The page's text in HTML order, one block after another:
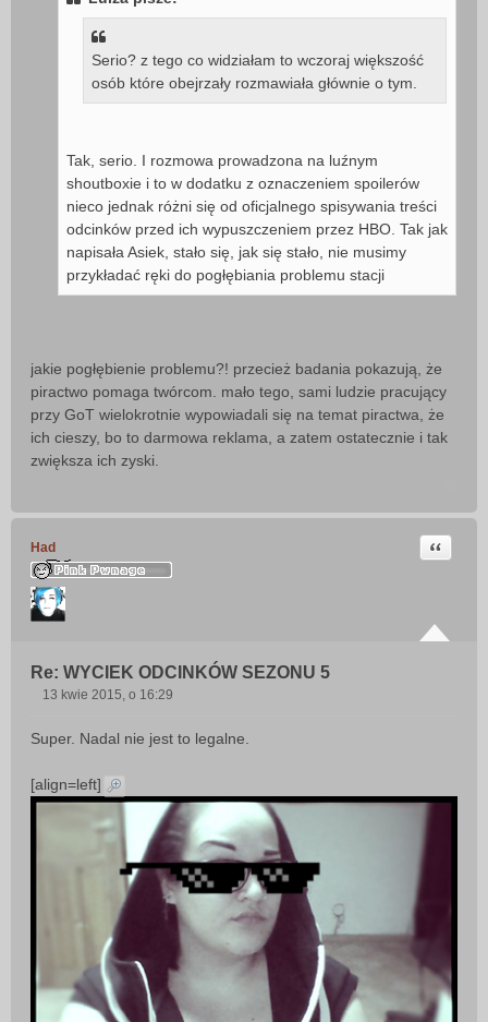
Serio? z tego co widziałam to wczoraj większość
osób które obejrzały rozmawiała głównie o tym.
Tak, serio. I rozmowa prowadzona na luźnym
shoutboxie i to w dodatku z oznaczeniem spoilerów
nieco jednak różni się od oficjalnego spisywania treści
odcinków przed ich wypuszczeniem przez HBO. Tak jak
napisała Asiek, stało się, jak się stało, nie musimy
przykładać ręki do pogłębiania problemu stacji
jakie pogłębienie problemu?! przecież badania pokazują, że
piractwo pomaga twórcom. mało tego, sami ludzie pracujący
przy GoT wielokrotnie wypowiadali się na temat piractwa, że
ich cieszy, bo to darmowa reklama, a zatem ostatecznie i tak
zwiększa ich zyski.
Had
Re: WYCIEK ODCINKÓW SEZONU 5
Cytuj
s
13 kwie 2015, o 16:29
Super. Nadal nie jest to legalne.
[align=left]